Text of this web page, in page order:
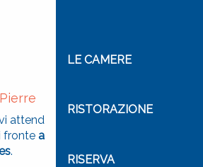
LE CAMERE
RISTORAZIONE
RISERVA
attende alla Permanenza della
fronte alla Porta Saint-Joseph del
.